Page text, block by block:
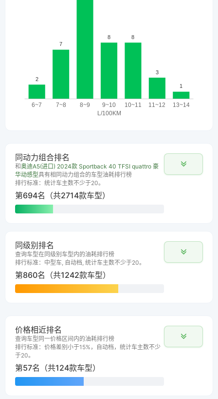
同动力组合排名
和奥迪A5(进口) 2024款 Sportback 40 TFSI quattro 豪
华动感型具有相同动力组合的车型油耗排行榜
排行标准：统计车主数不少于20。
第694名（共2714款车型）
同级别排名
查询车型在同级别车型内的油耗排行榜
排行标准：中型车, 自动档, 统计车主数不少于20。
第860名（共1242款车型）
价格相近排名
查询车型同一价格区间内的油耗排行榜
排行标准：价格差别小于15%，自动档，统计车主数不少
于20。
第57名（共124款车型）